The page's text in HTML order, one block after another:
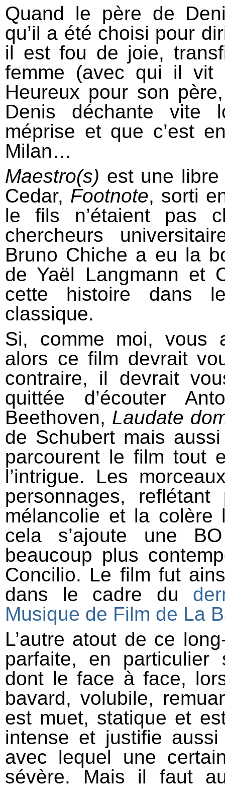
Quand le père de
qu’il a été choisi pour
il est fou de joie,
femme (avec qui il vit
Heureux pour son
Denis déchante vite
méprise et que c’est
Milan…
Maestro(s) est une
Cedar, Footnote, sorti
le fils n’étaient pas
chercheurs
Bruno Chiche a eu la
de Yaël Langmann et
cette histoire dans
classique.
Si, comme moi, vous
alors ce film devrait
contraire, il devrait
quittée d’écouter
Beethoven, Laudate
de Schubert mais
parcourent le film tout
l’intrigue. Les
personnages,
mélancolie et la colère
cela s’ajoute une
beaucoup plus
Concilio. Le film fut
dans le cadre du
Musique de Film de La
L’autre atout de ce
parfaite, en particulier
dont le face à face,
bavard, volubile,
est muet, statique et
intense et justifie
avec lequel une
sévère. Mais il faut